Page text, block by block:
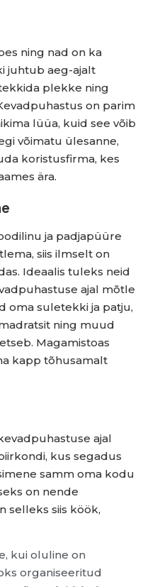
ning nad on ka
juhtub aeg-ajalt
plekke ning
on parim
lüüa, kuid see võib
võimatu ülesanne,
koristusfirma, kes
ära.
ja padjapüüre
siis ilmselt on
Ideaalis tuleks neid
ajal mõtle
oma suletekki ja patju,
ning muud
Magamistoas
kapp tõhusamalt
ajal
kus segadus
samm oma kodu
on nende
selleks siis köök,
kui oluline on
organiseeritud